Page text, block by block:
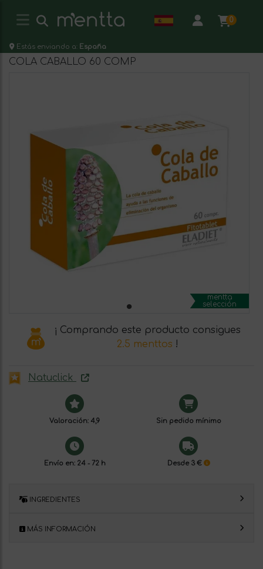
0
Estás enviando a: España
COLA CABALLO 60 COMP
mentta
selección
¡ Comprando este producto consigues
2.5 menttos !
Natuclick
Valoración: 4,9 Sin pedido mínimo
Envío en: 24 - 72 h Desde 3 €
INGREDIENTES
MÁS INFORMACIÓN